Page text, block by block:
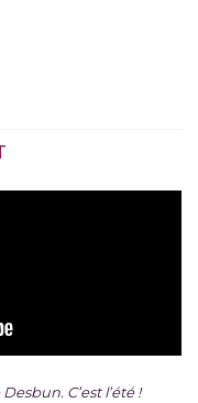
C’est l’été !